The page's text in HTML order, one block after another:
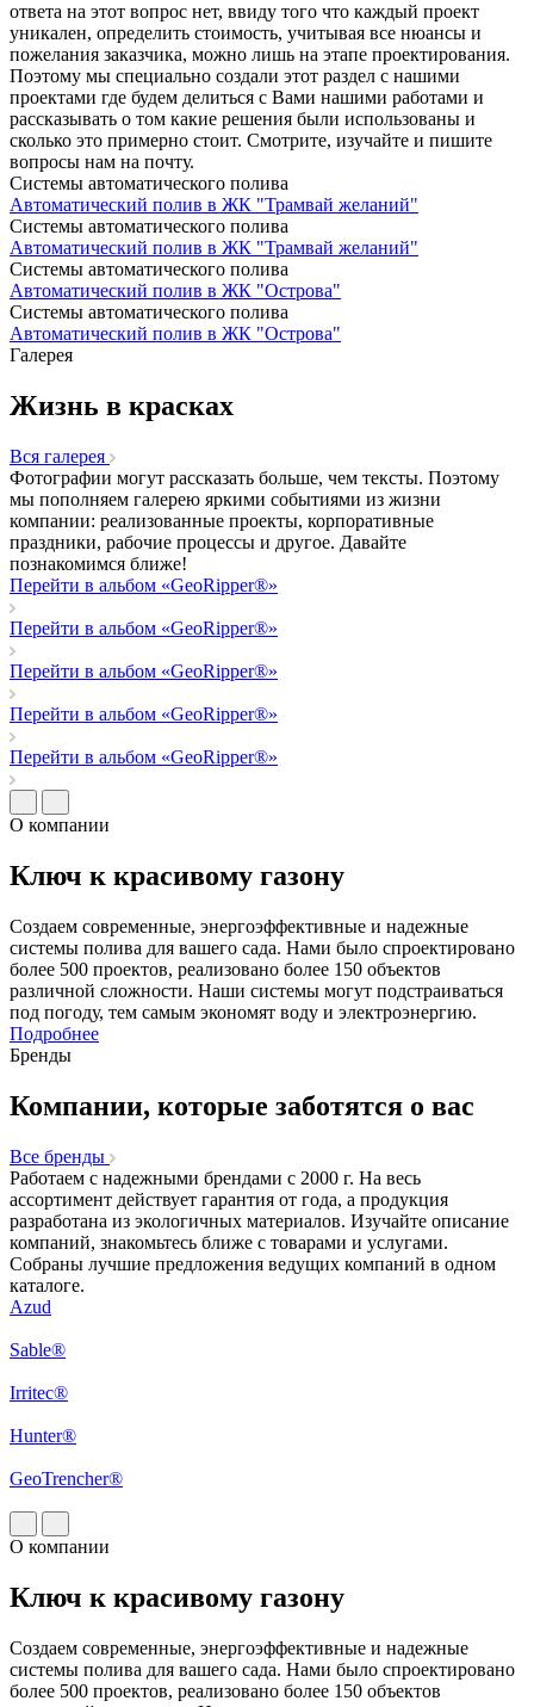
ответа на этот вопрос нет, ввиду того что каждый проект
уникален, определить стоимость, учитывая все нюансы и
пожелания заказчика, можно лишь на этапе проектирования.
Поэтому мы специально создали этот раздел с нашими
проектами где будем делиться с Вами нашими работами и
рассказывать о том какие решения были использованы и
сколько это примерно стоит. Смотрите, изучайте и пишите
вопросы нам на почту.
Системы автоматического полива
Автоматический полив в ЖК "Трамвай желаний"
Системы автоматического полива
Автоматический полив в ЖК "Трамвай желаний"
Системы автоматического полива
Автоматический полив в ЖК "Острова"
Системы автоматического полива
Автоматический полив в ЖК "Острова"
Галерея
Жизнь в красках
Вcя галерея
Фотографии могут рассказать больше, чем тексты. Поэтому
мы пополняем галерею яркими событиями из жизни
компании: реализованные проекты, корпоративные
праздники, рабочие процессы и другое. Давайте
познакомимся ближе!
Перейти в альбом «GeoRipper®»
Перейти в альбом «GeoRipper®»
Перейти в альбом «GeoRipper®»
Перейти в альбом «GeoRipper®»
Перейти в альбом «GeoRipper®»
О компании
Ключ к красивому газону
Создаем современные, энергоэффективные и надежные
системы полива для вашего сада. Нами было спроектировано
более 500 проектов, реализовано более 150 объектов
различной сложности. Наши системы могут подстраиваться
под погоду, тем самым экономят воду и электроэнергию.
Подробнее
Бренды
Компании, которые заботятся о вас
Все бренды
Работаем с надежными брендами с 2000 г. На весь
ассортимент действует гарантия от года, а продукция
разработана из экологичных материалов. Изучайте описание
компаний, знакомьтесь ближе с товарами и услугами.
Собраны лучшие предложения ведущих компаний в одном
каталоге.
Azud
Sable®
Irritec®
Hunter®
GeoTrencher®
О компании
Ключ к красивому газону
Создаем современные, энергоэффективные и надежные
системы полива для вашего сада. Нами было спроектировано
более 500 проектов, реализовано более 150 объектов